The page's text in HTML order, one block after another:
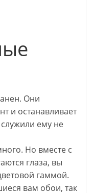
Они
и останавливает
ему не
Но вместе с
глаза, вы
гаммой.
вам обои, так